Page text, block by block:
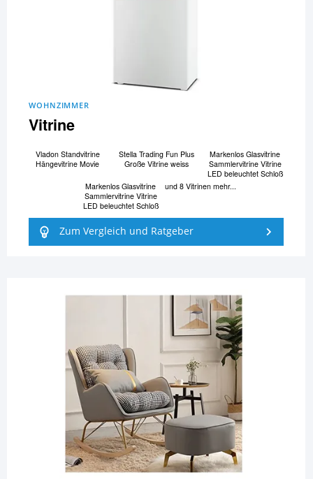
WOHNZIMMER
Vitrine
Vladon Standvitrine
Hängevitrine Movie
Stella Trading Fun Plus
Große Vitrine weiss
Markenlos Glasvitrine
Sammlervitrine Vitrine
LED beleuchtet Schloß
Markenlos Glasvitrine
Sammlervitrine Vitrine
LED beleuchtet Schloß
und 8 Vitrinen mehr...
Zum Vergleich und Ratgeber